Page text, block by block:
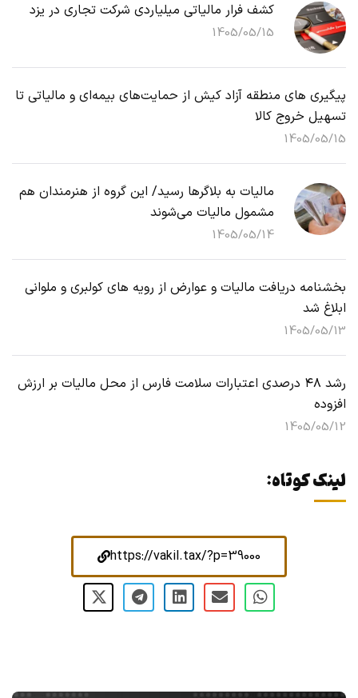
کشف فرار مالیاتی میلیاردی شرکت تجاری در یزد
1405/05/15
پیگیری های منطقه آزاد کیش از حمایت‌های بیمه‌ای و مالیاتی تا
تسهیل خروج کالا
1405/05/15
مالیات به بلاگرها رسید/ این گروه از هنرمندان هم
مشمول مالیات می‌شوند
1405/05/14
بخشنامه دریافت مالیات و عوارض از رویه های کولبری و ملوانی
ابلاغ شد
1405/05/13
رشد ۴۸ درصدی اعتبارات سلامت فارس از محل مالیات بر ارزش
افزوده
1405/05/12
لینک کوتاه:
https://vakil.tax/?p=39000